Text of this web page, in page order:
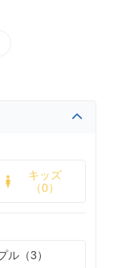
キッズ
（0）
ル（3）